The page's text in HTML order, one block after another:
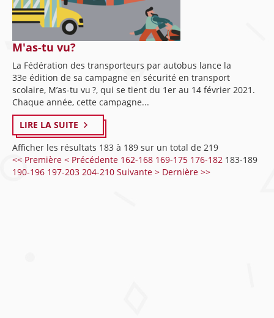
M'as-tu vu?
La Fédération des transporteurs par autobus lance la
33e édition de sa campagne en sécurité en transport
scolaire, M’as-tu vu ?, qui se tient du 1er au 14 février 2021.
Chaque année, cette campagne...
LIRE LA SUITE
Afficher les résultats 183 à 189 sur un total de 219
<< Première < Précédente 162-168 169-175 176-182 183-189
190-196 197-203 204-210 Suivante > Dernière >>